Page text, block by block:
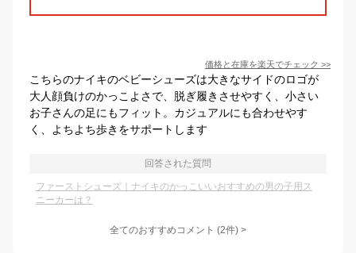
価格と在庫を楽天でチェック >>
こちらのナイキのベビーシューズは大きなサイドのロゴが
大人顔負けのかっこよさで、脱ぎ履きさせやすく、小さい
お子さんの足にもフィット。カジュアルにも合わせやす
く、よちよち歩きをサポートします
回答された質問
ファーストシューズ｜ナイキのかっこいいおすすめの男の子用ス
ニーカーは？
全てのおすすめコメント (2件) >